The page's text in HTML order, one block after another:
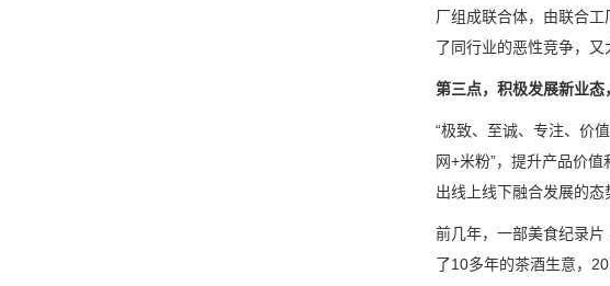
厂组成联合体，由联合
了同行业的恶性竞争，又
第三点，积极发展新业
“极致、至诚、专注、价
网+米粉”，提升产品价
出线上线下融合发展的
前几年，一部美食纪录片
了10多年的茶酒生意，